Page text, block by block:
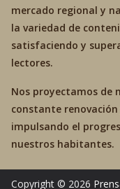
mercado regional y
la variedad de
satisfaciendo y
lectores.
Nos proyectamos de
constante
impulsando el
nuestros habitantes.
Copyright © 2026